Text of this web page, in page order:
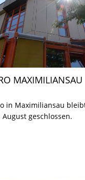
MAXIMILIANSAU
in Maximiliansau
geschlossen.